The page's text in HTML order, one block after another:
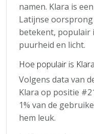
namen. Klara is
Latijnse
betekent, populair
puurheid en licht.
Hoe populair is
Volgens data van
Klara op positie
1% van de
hem leuk.